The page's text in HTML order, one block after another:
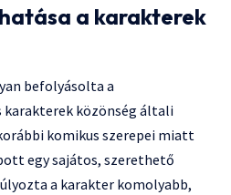
a karakterek
befolyásolta a
karakterek közönség általi
komikus szerepei miatt
egy sajátos, szerethető
a karakter komolyabb,